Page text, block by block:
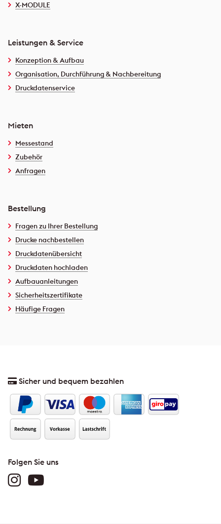
X-MODULE
Leistungen & Service
Konzeption & Aufbau
Organisation, Durchführung & Nachbereitung
Druckdatenservice
Mieten
Messestand
Zubehör
Anfragen
Bestellung
Fragen zu Ihrer Bestellung
Drucke nachbestellen
Druckdatenübersicht
Druckdaten hochladen
Aufbauanleitungen
Sicherheitszertifikate
Häufige Fragen
Sicher und bequem bezahlen
Folgen Sie uns